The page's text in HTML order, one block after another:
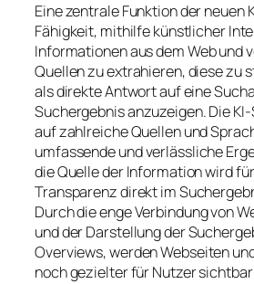
Eine zentrale Funktion der neuen
Fähigkeit, mithilfe künstlicher
Informationen aus dem Web und
Quellen zu extrahieren, diese zu
als direkte Antwort auf eine
Suchergebnis anzuzeigen. Die
auf zahlreiche Quellen und
umfassende und verlässliche
die Quelle der Information wird
Transparenz direkt im
Durch die enge Verbindung von
und der Darstellung der
Overviews, werden Webseiten
noch gezielter für Nutzer